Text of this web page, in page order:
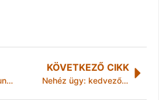
Kétszázötven új munkahelyet teremt a Rosenberger ipari beruházása a Jászságban
KÖVETKEZŐ CIKK
Nehéz ügy: kedvező jelek és új globális kockázatok a világban